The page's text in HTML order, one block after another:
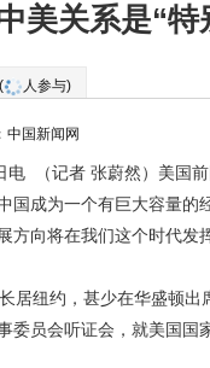
美关系是“
( 人参与)
中国新闻网
（记者 张蔚然）美国前
国成为一个有巨大容量
方向将在我们这个时代发
纽约，甚少在华盛顿出
委员会听证会，就美国国